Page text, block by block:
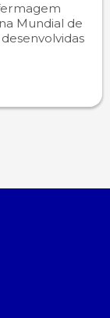
Mundial de